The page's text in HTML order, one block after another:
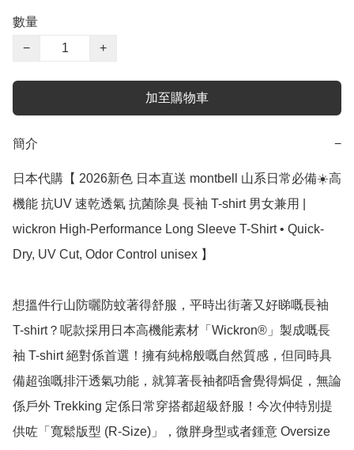
數量
−
+
加至購物車
簡介 −
日本代購【 2026新色 日本直送 montbell 山系日常必備☀️高
機能 抗UV 速乾透氣 抗菌除臭 長袖 T-shirt 男女兼用 |
wickron High-Performance Long Sleeve T-Shirt • Quick-
Dry, UV Cut, Odor Control unisex 】
想搵件行山防曬防蚊著得舒服，平時出街著又好睇嘅長袖
T-shirt？呢款採用日本高機能素材「Wickron®」製成嘅長
袖 T-shirt 絕對係首選！擁有純棉般嘅自然質感，但同時具
備超強嘅排汗透氣功能，就算著長袖都唔會覺得焗促，無論
係戶外 Trekking 定係日常穿搭都超級舒服！今次仲特別提
供咗「寬鬆版型 (R-Size)」，微胖身型或者鍾意 Oversize